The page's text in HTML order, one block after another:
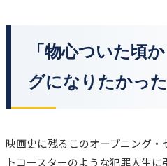
「物心ついた頃
グになりたかった
映画史に残るこのオープニング
トコースターのような犯罪人生に